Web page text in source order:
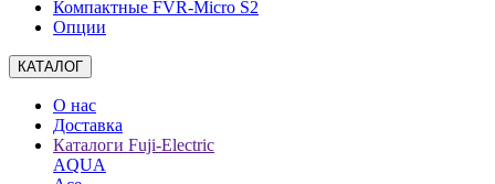
Компактные FVR-Micro S2
Опции
КАТАЛОГ
О нас
Доставка
Каталоги Fuji-Electric
AQUA